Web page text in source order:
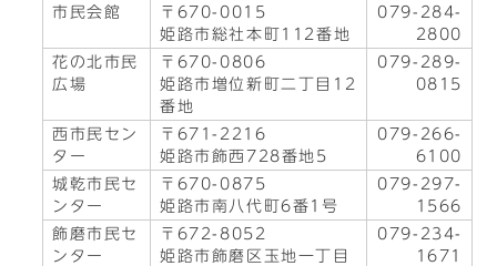
市民会館
〒670-0015
姫路市総社本町112番地
079-284-
2800
花の北市民
広場
〒670-0806
姫路市増位新町二丁目12
番地
079-289-
0815
西市民セン
ター
〒671-2216
姫路市飾西728番地5
079-266-
6100
城乾市民セ
ンター
〒670-0875
姫路市南八代町6番1号
079-297-
1566
飾磨市民セ
ンター
〒672-8052
姫路市飾磨区玉地一丁目
079-234-
1671